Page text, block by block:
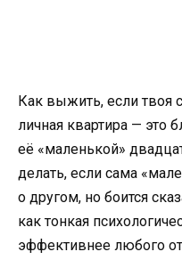
Как выжить, если твоя
личная квартира — это
её «маленькой»
делать, если сама
о другом, но боится
как тонкая
эффективнее любого